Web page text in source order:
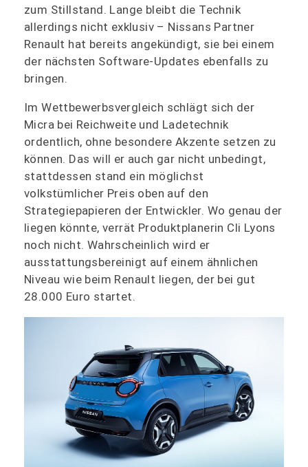
zum Stillstand. Lange bleibt die Technik
allerdings nicht exklusiv – Nissans Partner
Renault hat bereits angekündigt, sie bei einem
der nächsten Software-Updates ebenfalls zu
bringen.
Im Wettbewerbsvergleich schlägt sich der
Micra bei Reichweite und Ladetechnik
ordentlich, ohne besondere Akzente setzen zu
können. Das will er auch gar nicht unbedingt,
stattdessen stand ein möglichst
volkstümlicher Preis oben auf den
Strategiepapieren der Entwickler. Wo genau der
liegen könnte, verrät Produktplanerin Cli Lyons
noch nicht. Wahrscheinlich wird er
ausstattungsbereinigt auf einem ähnlichen
Niveau wie beim Renault liegen, der bei gut
28.000 Euro startet.